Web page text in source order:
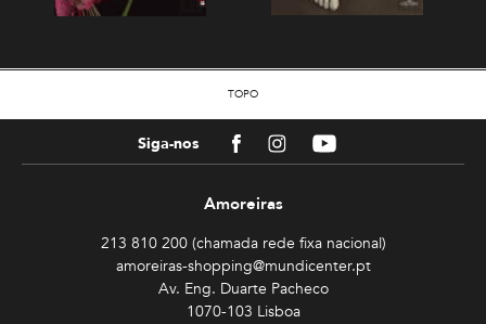
TOPO
Siga-nos FacebookInstagramYoutube
Amoreiras
213 810 200 (chamada rede fixa nacional)
amoreiras-shopping@mundicenter.pt
Av. Eng. Duarte Pacheco
1070-103 Lisboa